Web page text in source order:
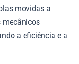
movidas a
mecânicos
a eficiência e a